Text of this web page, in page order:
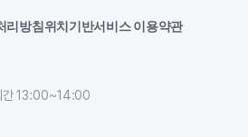
리방침위치기반서비스 이용약관
간 13:00~14:00